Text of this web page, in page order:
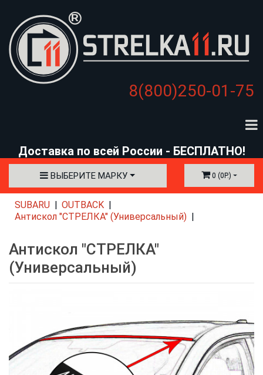
8(800)250-01-75
Доставка по всей России - БЕСПЛАТНО!
ВЫБЕРИТЕ МАРКУ 0 (0Р.)
SUBARU
OUTBACK
Антискол "СТРЕЛКА" (Универсальный)
Антискол "СТРЕЛКА"
(Универсальный)